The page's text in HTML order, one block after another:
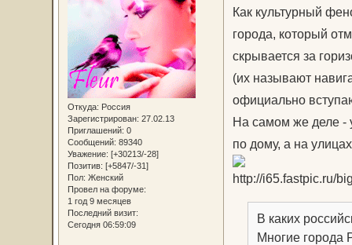
Откуда: Россия
Зарегистрирован: 27.02.13
Приглашений: 0
Сообщений: 89340
Уважение: [+30213/-28]
Позитив: [+5847/-31]
Пол: Женский
Провел на форуме:
1 год 9 месяцев
Последний визит:
Сегодня 06:59:09
Как культурный
города, который
скрывается за
(их называют
официально
На самом же деле -
по дому, а на
В каких
Многие города